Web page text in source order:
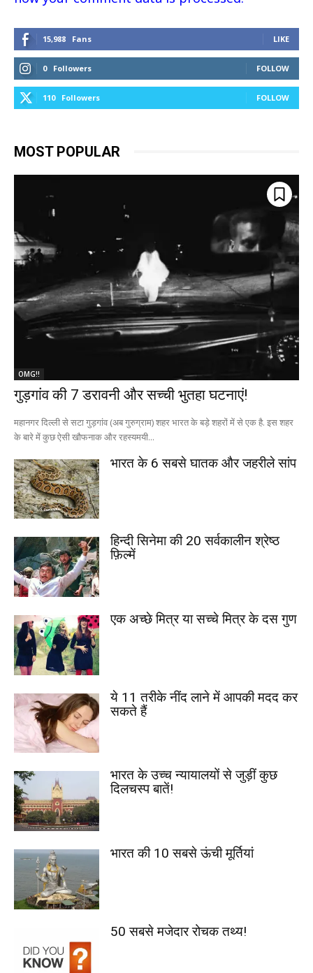
15,988 Fans LIKE
0 Followers FOLLOW
110 Followers FOLLOW
MOST POPULAR
OMG!!
गुड़गांव की 7 डरावनी और सच्ची भुतहा घटनाएं!
महानगर दिल्ली से सटा गुड़गांव (अब गुरुग्राम) शहर भारत के बड़े शहरों में से एक है. इस शहर
के बारे में कुछ ऐसी खौफनाक और रहस्यमयी...
भारत के 6 सबसे घातक और जहरीले सांप
हिन्दी सिनेमा की 20 सर्वकालीन श्रेष्ठ
फ़िल्में
एक अच्छे मित्र या सच्चे मित्र के दस गुण
ये 11 तरीके नींद लाने में आपकी मदद कर
सकते हैं
भारत के उच्च न्यायालयों से जुड़ीं कुछ
दिलचस्प बातें!
भारत की 10 सबसे ऊंची मूर्तियां
50 सबसे मजेदार रोचक तथ्य!